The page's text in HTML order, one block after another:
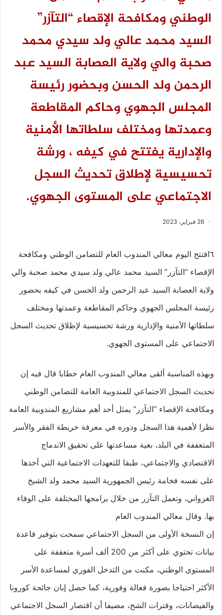
الوطني ومكافحة الإقصاء “التآزر”
السيد محمد عالي ولد سيدي محمد
صحبة والي ولاية العصابة السيد عبد
الرحمن ولد الحسن وبحضور رئيسة
المجلس الجهوي وحاكم المقاطعة
وعمدتها ومختلف سلطاتها الأمنية
والإدارية يفتتح في كيفه ، ورشة
تحسيسية لإطلاق تحديث السجل
الاجتماعي على المستوى الجهوي.
26 فبراير، 2023
٦افتتح اليوم معالي المندوب العام للتضامن الوطني ومكافحة
الإقصاء “التآزر” السيد محمد عالي ولد سيدي محمد صحبة والي
ولاية العصابة السيد عبد الرحمن ولد الحسن في كيفه بحضور
رئيسة المجلس الجهوي وحاكم المقاطعة وعمدتها ومختلف
سلطاتها الأمنية والإدارية ورشة تحسيسية لإطلاق تحديث السجل
الاجتماعي على المستوى الجهوي.
وبهذه المناسبة ألقى معالي المندوب العام خطابا قال فيه إن
تحديث السجل الاجتماعي للمندوبية العامة للتضامن الوطني
ومكافحة الإقصاء “التآزر” يمثل أحد أهم مشاريع المندوبية العامة
نظرا لأهمية هذا السجل ودوره في معرفة خريطة الفقر والأسر
المتعففة في البلد، بغية مساعدتها على تحقيق الاندماج
الاقتصادي والاجتماعي، طبقا للتعهدات الاجتماعية التي أخذها
على نفسه فخامة رئيس الجمهورية السيد محمد ولد الشيخ
الغزواني، وتعمل التآزر من خلال برامجها المختلفة على الوفاء
بها. وقال معالي المندوب العام
إن النسخة الأولى من السجل الاجتماعي سمحت بتوفير قاعدة
بيانات تحتوي على أكثر من 200 ألف أسرة متعففة على
المستوى الوطني، مكنت من التدخل الفوري لمساعدة الأسر
الأكثر احتياجا بصورة فعالة وفورية، كما حصل إبان جائحة كورونا
والفيضانات، وفترات الشح، مضيفا أن اقتصار السجل الاجتماعي